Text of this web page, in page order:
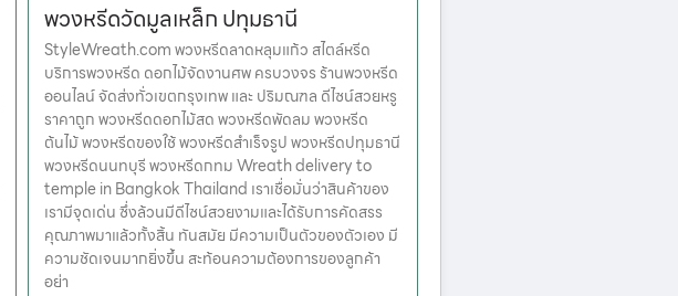
พวงหรีดวัดมูลเหล็ก ปทุมธานี
StyleWreath.com พวงหรีดลาดหลุมแก้ว สไตล์หรีด
บริการพวงหรีด ดอกไม้จัดงานศพ ครบวงจร ร้านพวงหรีด
ออนไลน์ จัดส่งทั่วเขตกรุงเทพ และ ปริมณฑล ดีไซน์สวยหรู
ราคาถูก พวงหรีดดอกไม้สด พวงหรีดพัดลม พวงหรีด
ต้นไม้ พวงหรีดของใช้ พวงหรีดสำเร็จรูป พวงหรีดปทุมธานี
พวงหรีดนนทบุรี พวงหรีดกทม Wreath delivery to
temple in Bangkok Thailand เราเชื่อมั่นว่าสินค้าของ
เรามีจุดเด่น ซึ่งล้วนมีดีไซน์สวยงามและได้รับการคัดสรร
คุณภาพมาแล้วทั้งสิ้น ทันสมัย มีความเป็นตัวของตัวเอง มี
ความชัดเจนมากยิ่งขึ้น สะท้อนความต้องการของลูกค้า
อย่า